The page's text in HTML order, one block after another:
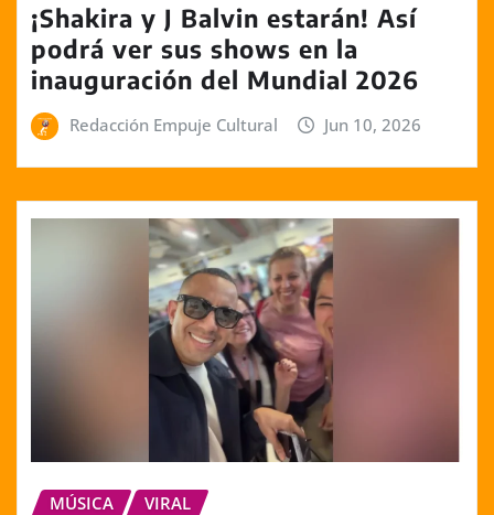
¡Shakira y J Balvin estarán! Así
podrá ver sus shows en la
inauguración del Mundial 2026
Redacción Empuje Cultural Jun 10, 2026
MÚSICA VIRAL